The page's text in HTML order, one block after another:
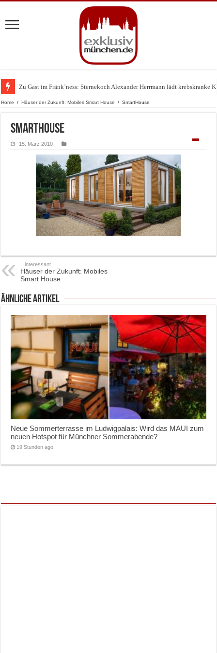
Zu Gast im Fränk’ness: Sternekoch Alexander Herrmann lädt krebskranke
Warum München gerade zum Treffpunkt der Lingerie-Branche wurde
Home / Häuser der Zukunft: Mobiles Smart House / SmartHouse
SmartHouse
15. März 2010
.. interessant
Häuser der Zukunft: Mobiles
Smart House
ähnliche Artikel
Neue Sommerterrasse im Ludwigpalais: Wird das MAUI zum
neuen Hotspot für Münchner Sommerabende?
19 Stunden ago